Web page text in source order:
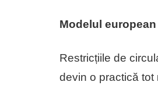
Modelul european
Restricțiile de
devin o practică